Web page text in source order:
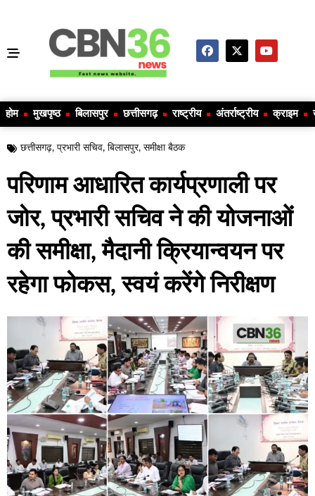
होम मुखपृष्ठ बिलासपुर छत्तीसगढ़ राष्ट्रीय अंतर्राष्ट्रीय क्राइम
छत्तीसगढ़, प्रभारी सचिव, बिलासपुर, समीक्षा बैठक
परिणाम आधारित कार्यप्रणाली पर
जोर, प्रभारी सचिव ने की योजनाओं
की समीक्षा, मैदानी क्रियान्वयन पर
रहेगा फोकस, स्वयं करेंगे निरीक्षण